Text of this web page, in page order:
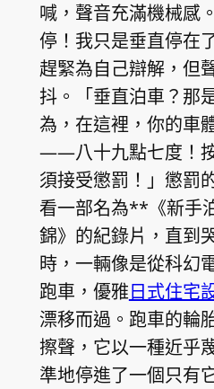
喊，聲音充滿機械感
停！我只是垂直停在
趕緊為自己辯解，但
抖。「垂直泊車？那
為，在這裡，你的車
——八十九點七度！
須接受懲罰！」懲罰
看一部名為**《新手
錦》的紀錄片，直到
時，一輛像是從科幻
跑車，優雅日式住宅
漂移而過。跑車的輪
擦聲，它以一種近乎
準地停進了一個只有